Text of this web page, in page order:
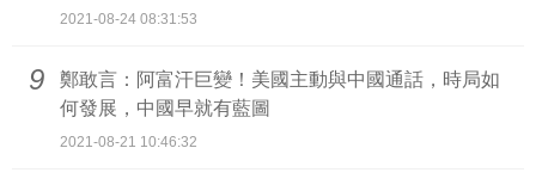
2021-08-24 08:31:53
鄭敢言：阿富汗巨變！美國主動與中國通話，時局如
何發展，中國早就有藍圖
2021-08-21 10:46:32
9